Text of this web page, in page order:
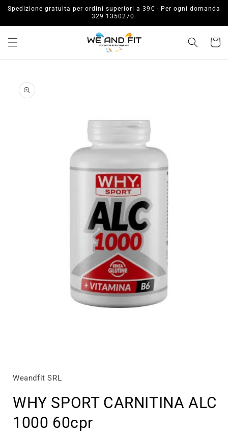
direttamente
Spedizione gratuita per ordini superiori a 39€ - Per ogni domanda
329 1350270.
Carrello
informazioni
sul prodotto
1
modale
Weandfit SRL
WHY SPORT CARNITINA ALC
1000 60cpr